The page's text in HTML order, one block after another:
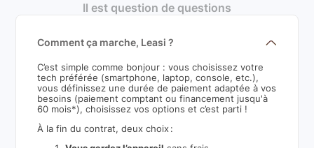
Il est question de questions
Comment ça marche, Leasi ?
C’est simple comme bonjour : vous choisissez votre
tech préférée (smartphone, laptop, console, etc.),
vous définissez une durée de paiement adaptée à vos
besoins (paiement comptant ou financement jusqu'à
60 mois*), choisissez vos options et c’est parti !
À la fin du contrat, deux choix :